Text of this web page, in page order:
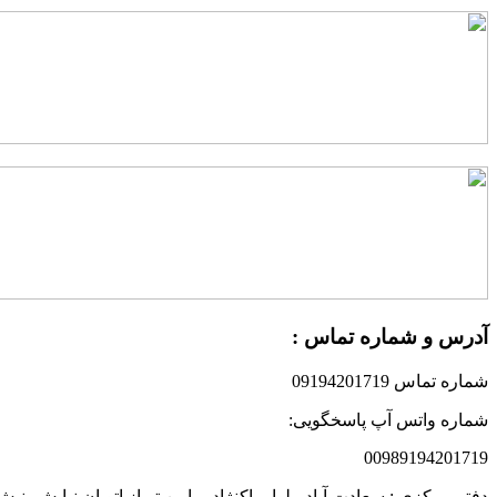
آدرس و شماره تماس :
شماره تماس 09194201719
شماره واتس آپ پاسخگویی:
00989194201719